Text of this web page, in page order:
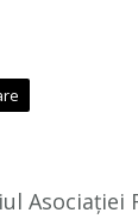
Asociației